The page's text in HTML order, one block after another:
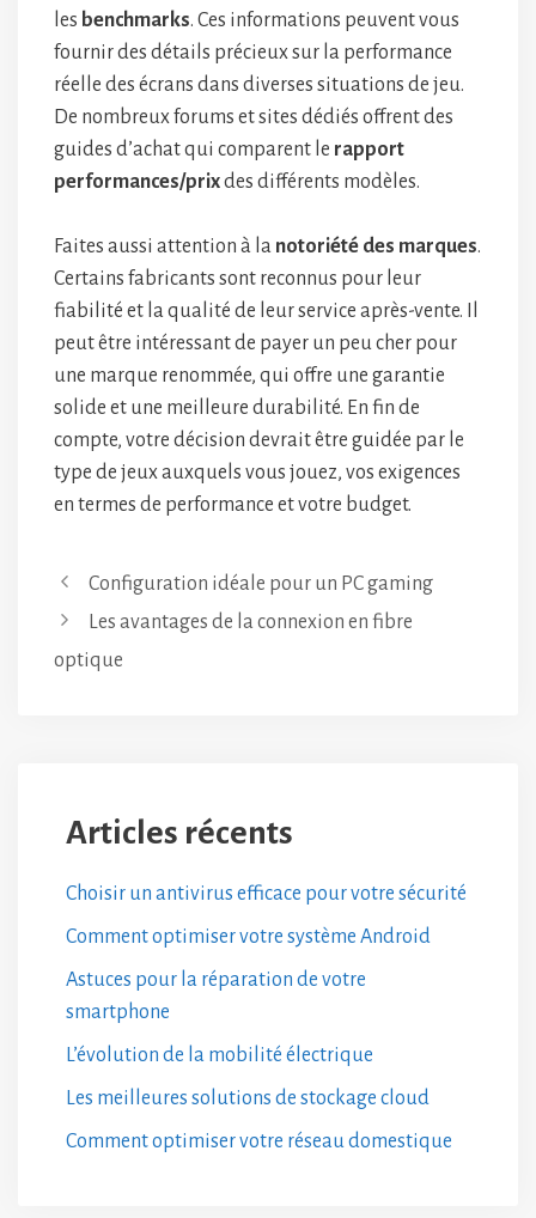
les benchmarks. Ces informations peuvent vous
fournir des détails précieux sur la performance
réelle des écrans dans diverses situations de jeu.
De nombreux forums et sites dédiés offrent des
guides d’achat qui comparent le rapport
performances/prixdes différents modèles.
Faites aussi attention à la notoriété des marques.
Certains fabricants sont reconnus pour leur
fiabilité et la qualité de leur service après-vente. Il
peut être intéressant de payer un peu cher pour
une marque renommée, qui offre une garantie
solide et une meilleure durabilité. En fin de
compte, votre décision devrait être guidée par le
type de jeux auxquels vous jouez, vos exigences
en termes de performance et votre budget.
Configuration idéale pour un PC gaming
Les avantages de la connexion en fibre
optique
Articles récents
Choisir un antivirus efficace pour votre sécurité
Comment optimiser votre système Android
Astuces pour la réparation de votre
smartphone
L’évolution de la mobilité électrique
Les meilleures solutions de stockage cloud
Comment optimiser votre réseau domestique